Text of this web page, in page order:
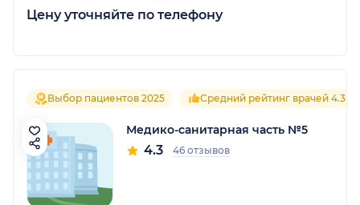
Цену уточняйте по телефону
Выбор пациентов 2025 Средний рейтинг врачей 4.3
Медико-санитарная часть №5
4.3 46 отзывов